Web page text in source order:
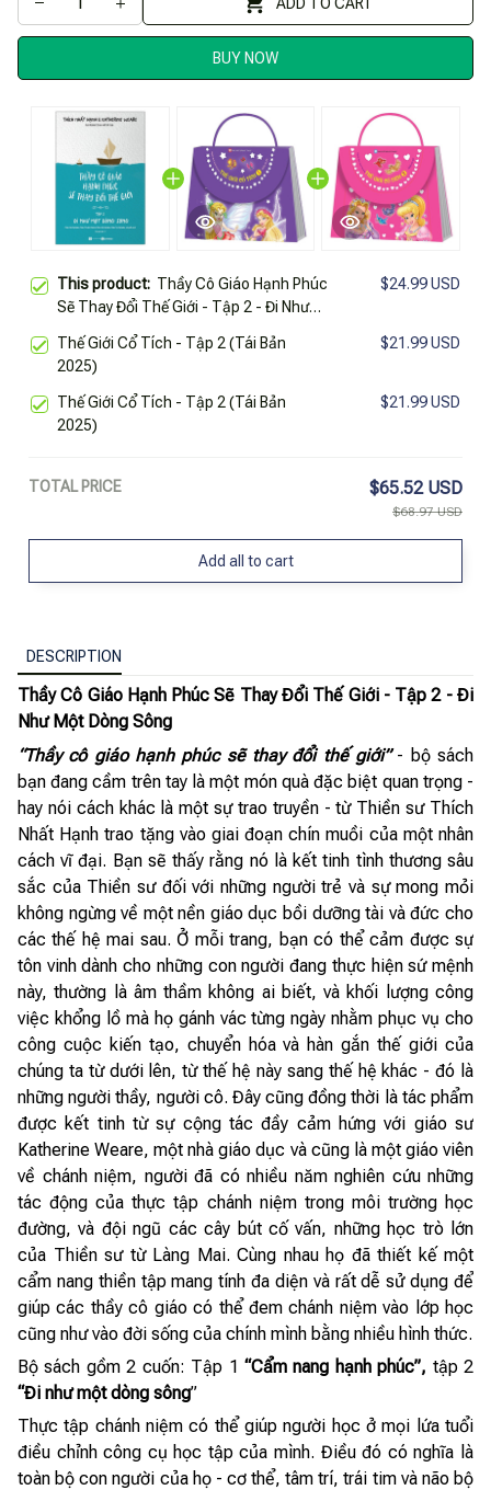
BUY NOW
This product: Thầy Cô Giáo Hạnh Phúc
Sẽ Thay Đổi Thế Giới - Tập 2 - Đi Như
$24.99 USD
Thế Giới Cổ Tích - Tập 2 (Tái Bản
2025)
$21.99 USD
Thế Giới Cổ Tích - Tập 2 (Tái Bản
2025)
$21.99 USD
TOTAL PRICE $65.52 USD
$68.97 USD
Add all to cart
DESCRIPTION
Thầy Cô Giáo Hạnh Phúc Sẽ Thay Đổi Thế Giới - Tập 2 - Đi
Như Một Dòng Sông
“Thầy cô giáo hạnh phúc sẽ thay đổi thế giới”- bộ sách
bạn đang cầm trên tay là một món quà đặc biệt quan trọng -
hay nói cách khác là một sự trao truyền - từ Thiền sư Thích
Nhất Hạnh trao tặng vào giai đoạn chín muồi của một nhân
cách vĩ đại. Bạn sẽ thấy rằng nó là kết tinh tình thương sâu
sắc của Thiền sư đối với những người trẻ và sự mong mỏi
không ngừng về một nền giáo dục bồi dưỡng tài và đức cho
các thế hệ mai sau. Ở mỗi trang, bạn có thể cảm được sự
tôn vinh dành cho những con người đang thực hiện sứ mệnh
này, thường là âm thầm không ai biết, và khối lượng công
việc khổng lồ mà họ gánh vác từng ngày nhằm phục vụ cho
công cuộc kiến tạo, chuyển hóa và hàn gắn thế giới của
chúng ta từ dưới lên, từ thế hệ này sang thế hệ khác - đó là
những người thầy, người cô. Đây cũng đồng thời là tác phẩm
được kết tinh từ sự cộng tác đầy cảm hứng với giáo sư
Katherine Weare, một nhà giáo dục và cũng là một giáo viên
về chánh niệm, người đã có nhiều năm nghiên cứu những
tác động của thực tập chánh niệm trong môi trường học
đường, và đội ngũ các cây bút cố vấn, những học trò lớn
của Thiền sư từ Làng Mai. Cùng nhau họ đã thiết kế một
cẩm nang thiền tập mang tính đa diện và rất dễ sử dụng để
giúp các thầy cô giáo có thể đem chánh niệm vào lớp học
cũng như vào đời sống của chính mình bằng nhiều hình thức.
Bộ sách gồm 2 cuốn: Tập 1 “Cẩm nang hạnh phúc”, tập 2
“Đi như một dòng sông”
Thực tập chánh niệm có thể giúp người học ở mọi lứa tuổi
điều chỉnh công cụ học tập của mình. Điều đó có nghĩa là
toàn bộ con người của họ - cơ thể, tâm trí, trái tim và não bộ